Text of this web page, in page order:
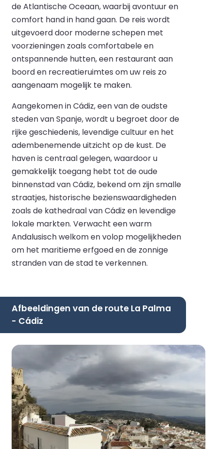
de Atlantische Oceaan, waarbij avontuur en
comfort hand in hand gaan. De reis wordt
uitgevoerd door moderne schepen met
voorzieningen zoals comfortabele en
ontspannende hutten, een restaurant aan
boord en recreatieruimtes om uw reis zo
aangenaam mogelijk te maken.
Aangekomen in Cádiz, een van de oudste
steden van Spanje, wordt u begroet door de
rijke geschiedenis, levendige cultuur en het
adembenemende uitzicht op de kust. De
haven is centraal gelegen, waardoor u
gemakkelijk toegang hebt tot de oude
binnenstad van Cádiz, bekend om zijn smalle
straatjes, historische bezienswaardigheden
zoals de kathedraal van Cádiz en levendige
lokale markten. Verwacht een warm
Andalusisch welkom en volop mogelijkheden
om het maritieme erfgoed en de zonnige
stranden van de stad te verkennen.
Afbeeldingen van de route La Palma
- Cádiz